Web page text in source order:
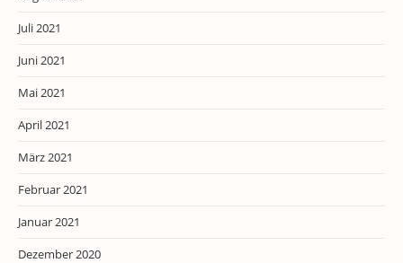
Juli 2021
Juni 2021
Mai 2021
April 2021
März 2021
Februar 2021
Januar 2021
Dezember 2020